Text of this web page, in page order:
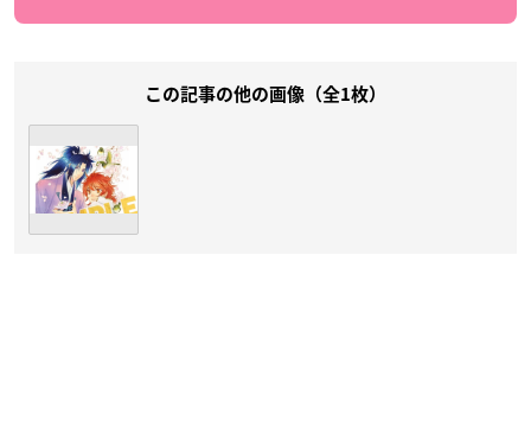
この記事の他の画像（全1枚）